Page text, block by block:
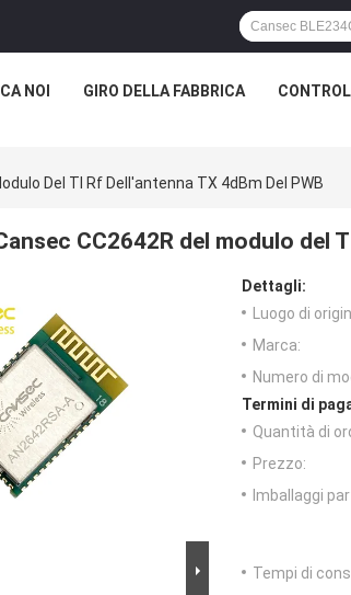
NOI GIRO DELLA FABBRICA
Del TI Rf Dell'antenna TX 4dBm Del PWB
CC2642R del modulo del
Dettagli:
Luogo di
Marca:
Numero di
Termini di
Quantità di
Prezzo:
Imballaggi
Tempi di